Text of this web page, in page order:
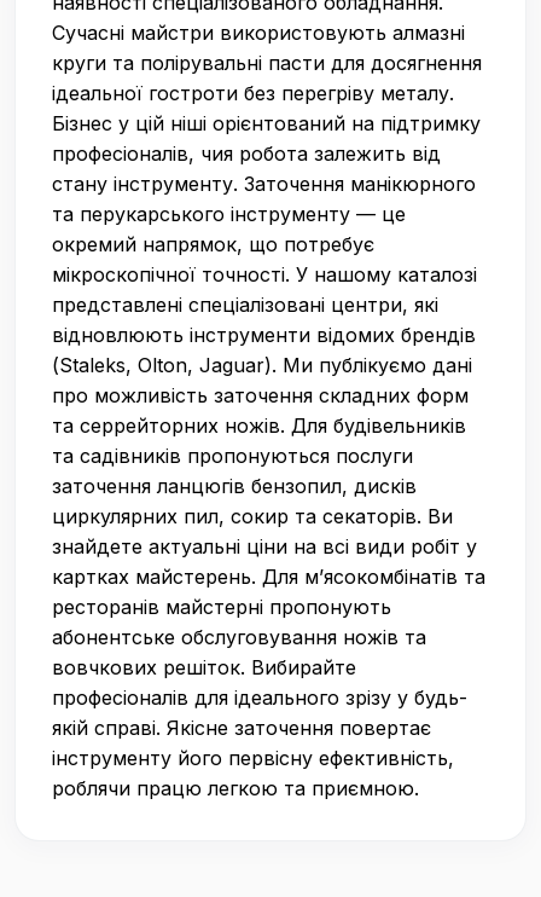
Сучасні майстри використовують алмазні
круги та полірувальні пасти для досягнення
ідеальної гостроти без перегріву металу.
Бізнес у цій ніші орієнтований на підтримку
професіоналів, чия робота залежить від
стану інструменту. Заточення манікюрного
та перукарського інструменту — це
окремий напрямок, що потребує
мікроскопічної точності. У нашому каталозі
представлені спеціалізовані центри, які
відновлюють інструменти відомих брендів
(Staleks, Olton, Jaguar). Ми публікуємо дані
про можливість заточення складних форм
та серрейторних ножів. Для будівельників
та садівників пропонуються послуги
заточення ланцюгів бензопил, дисків
циркулярних пил, сокир та секаторів. Ви
знайдете актуальні ціни на всі види робіт у
картках майстерень. Для м’ясокомбінатів та
ресторанів майстерні пропонують
абонентське обслуговування ножів та
вовчкових решіток. Вибирайте
професіоналів для ідеального зрізу у будь-
якій справі. Якісне заточення повертає
інструменту його первісну ефективність,
роблячи працю легкою та приємною.